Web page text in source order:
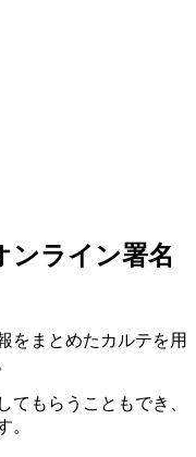
ンライン署名
をまとめたカルテを用
てもらうこともでき、
。